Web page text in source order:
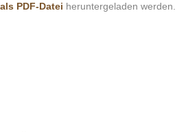
PDF-Datei heruntergeladen werden.